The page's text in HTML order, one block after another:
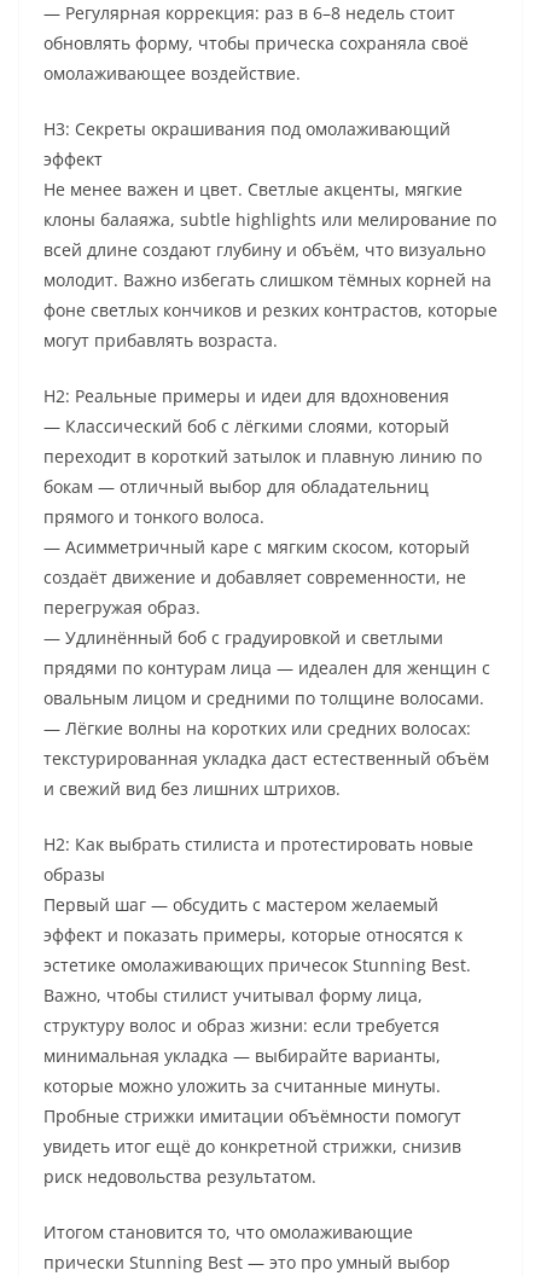
— Регулярная коррекция: раз в 6–8 недель стоит
обновлять форму, чтобы прическа сохраняла своё
омолаживающее воздействие.
H3: Секреты окрашивания под омолаживающий
эффект
Не менее важен и цвет. Светлые акценты, мягкие
клоны балаяжа, subtle highlights или мелирование по
всей длине создают глубину и объём, что визуально
молодит. Важно избегать слишком тёмных корней на
фоне светлых кончиков и резких контрастов, которые
могут прибавлять возраста.
H2: Реальные примеры и идеи для вдохновения
— Классический боб с лёгкими слоями, который
переходит в короткий затылок и плавную линию по
бокам — отличный выбор для обладательниц
прямого и тонкого волоса.
— Асимметричный каре с мягким скосом, который
создаёт движение и добавляет современности, не
перегружая образ.
— Удлинённый боб с градуировкой и светлыми
прядями по контурам лица — идеален для женщин с
овальным лицом и средними по толщине волосами.
— Лёгкие волны на коротких или средних волосах:
текстурированная укладка даст естественный объём
и свежий вид без лишних штрихов.
H2: Как выбрать стилиста и протестировать новые
образы
Первый шаг — обсудить с мастером желаемый
эффект и показать примеры, которые относятся к
эстетике омолаживающих причесок Stunning Best.
Важно, чтобы стилист учитывал форму лица,
структуру волос и образ жизни: если требуется
минимальная укладка — выбирайте варианты,
которые можно уложить за считанные минуты.
Пробные стрижки имитации объёмности помогут
увидеть итог ещё до конкретной стрижки, снизив
риск недовольства результатом.
Итогом становится то, что омолаживающие
прически Stunning Best — это про умный выбор